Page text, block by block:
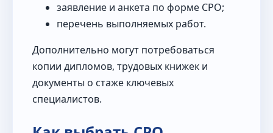
заявление и анкета по форме СРО;
перечень выполняемых работ.
Дополнительно могут потребоваться
копии дипломов, трудовых книжек и
документы о стаже ключевых
специалистов.